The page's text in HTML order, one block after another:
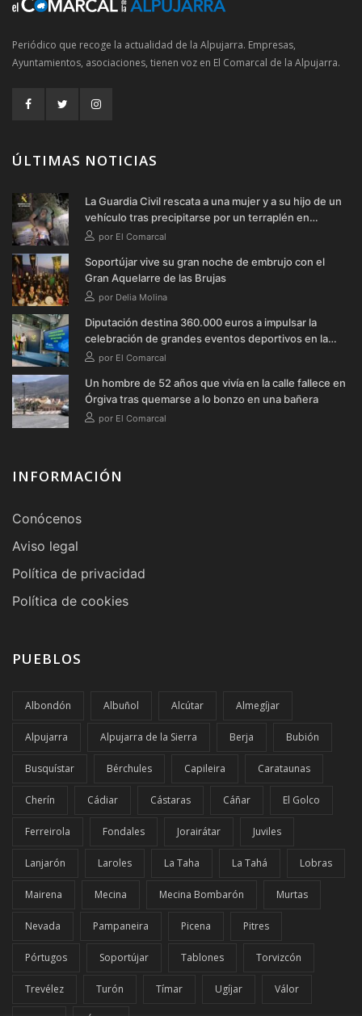
Periódico que recoge la actualidad de la Alpujarra. Empresas,
Ayuntamientos, asociaciones, tienen voz en El Comarcal de la Alpujarra.
ÚLTIMAS NOTICIAS
La Guardia Civil rescata a una mujer y a su hijo de un
vehículo tras precipitarse por un terraplén en
Soportújar
por El Comarcal
Soportújar vive su gran noche de embrujo con el
Gran Aquelarre de las Brujas
por Delia Molina
Diputación destina 360.000 euros a impulsar la
celebración de grandes eventos deportivos en la
provincia durante 2026
por El Comarcal
Un hombre de 52 años que vivía en la calle fallece en
Órgiva tras quemarse a lo bonzo en una bañera
por El Comarcal
INFORMACIÓN
Conócenos
Aviso legal
Política de privacidad
Política de cookies
PUEBLOS
Albondón Albuñol Alcútar Almegíjar
Alpujarra Alpujarra de la Sierra Berja Bubión
Busquístar Bérchules Capileira Carataunas
Cherín Cádiar Cástaras Cáñar El Golco
Ferreirola Fondales Jorairátar Juviles
Lanjarón Laroles La Taha La Tahá Lobras
Mairena Mecina Mecina Bombarón Murtas
Nevada Pampaneira Picena Pitres
Pórtugos Soportújar Tablones Torvizcón
Trevélez Turón Tímar Ugíjar Válor